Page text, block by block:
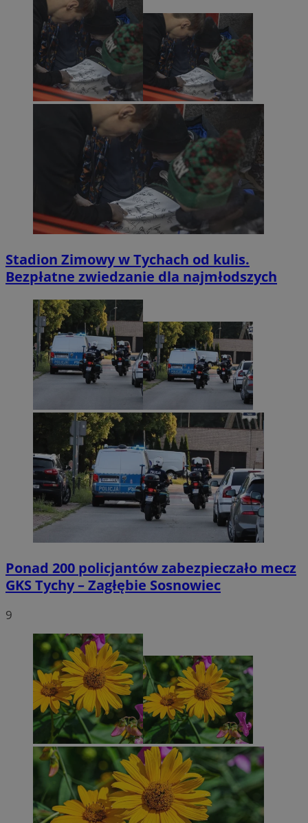
Stadion Zimowy w Tychach od kulis.
Bezpłatne zwiedzanie dla najmłodszych
Ponad 200 policjantów zabezpieczało mecz
GKS Tychy – Zagłębie Sosnowiec
9